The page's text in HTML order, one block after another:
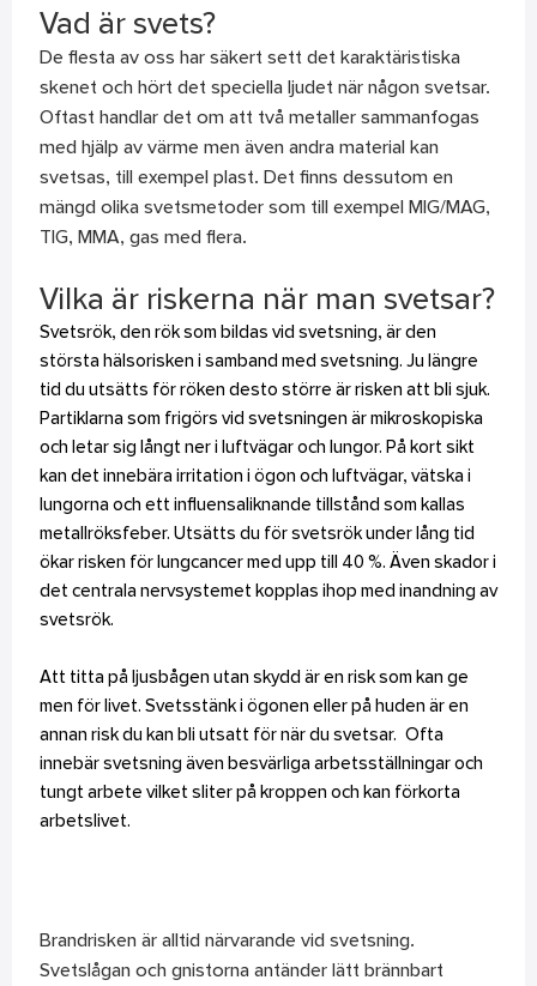
Vad är svets?
De flesta av oss har säkert sett det karaktäristiska
skenet och hört det speciella ljudet när någon svetsar.
Oftast handlar det om att två metaller sammanfogas
med hjälp av värme men även andra material kan
svetsas, till exempel plast. Det finns dessutom en
mängd olika svetsmetoder som till exempel MIG/MAG,
TIG, MMA, gas med flera.
Vilka är riskerna när man svetsar?
Svetsrök, den rök som bildas vid svetsning, är den
största hälsorisken i samband med svetsning. Ju längre
tid du utsätts för röken desto större är risken att bli sjuk.
Partiklarna som frigörs vid svetsningen är mikroskopiska
och letar sig långt ner i luftvägar och lungor. På kort sikt
kan det innebära irritation i ögon och luftvägar, vätska i
lungorna och ett influensaliknande tillstånd som kallas
metallröksfeber. Utsätts du för svetsrök under lång tid
ökar risken för lungcancer med upp till 40 %. Även skador i
det centrala nervsystemet kopplas ihop med inandning av
svetsrök.
Att titta på ljusbågen utan skydd är en risk som kan ge
men för livet. Svetsstänk i ögonen eller på huden är en
annan risk du kan bli utsatt för när du svetsar. Ofta
innebär svetsning även besvärliga arbetsställningar och
tungt arbete vilket sliter på kroppen och kan förkorta
arbetslivet.
Brandrisken är alltid närvarande vid svetsning.
Svetslågan och gnistorna antänder lätt brännbart